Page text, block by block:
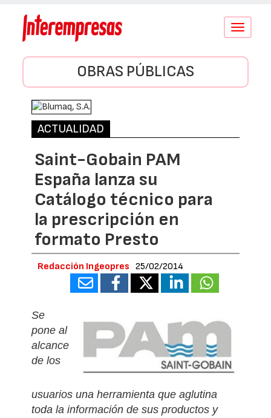
Conmutar
OBRAS PÚBLICAS
ACTUALIDAD
Saint-Gobain PAM
España lanza su
Catálogo técnico para
la prescripción en
formato Presto
Redacción Ingeopres 25/02/2014
Se
pone al
alcance
de los
usuarios una herramienta que aglutina
toda la información de sus productos y